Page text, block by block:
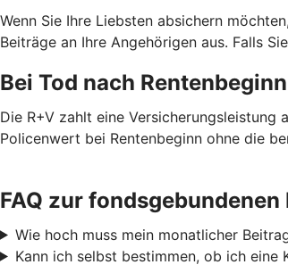
Wenn Sie Ihre Liebsten absichern
Beiträge an Ihre Angehörigen aus. Falls
Bei Tod nach Rentenbeginn
Die R+V zahlt eine
Policenwert bei Rentenbeginn ohne die
FAQ zur
Wie hoch muss mein monatlicher
Kann ich selbst bestimmen, ob ich eine